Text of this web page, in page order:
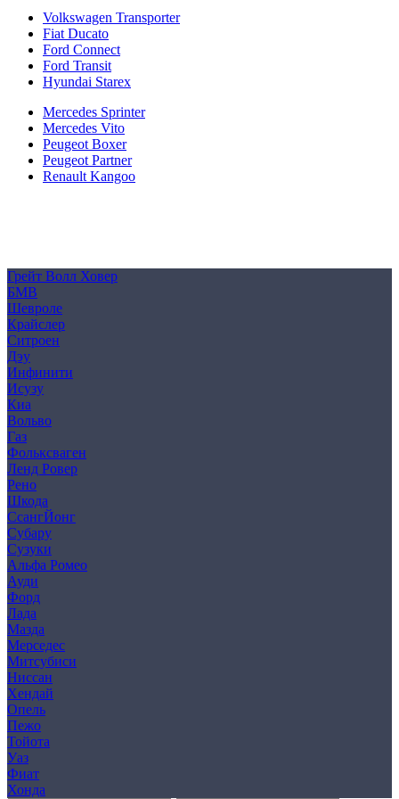
Volkswagen Transporter
Fiat Ducato
Ford Connect
Ford Transit
Hyundai Starex
Mercedes Sprinter
Mercedes Vito
Peugeot Boxer
Peugeot Partner
Renault Kangoo
Грейт Волл Ховер
БМВ
Шевроле
Крайслер
Ситроен
Дэу
Инфинити
Исузу
Киа
Вольво
Газ
Фольксваген
Ленд Ровер
Рено
Шкода
СсангЙонг
Субару
Сузуки
Альфа Ромео
Ауди
Форд
Лада
Мазда
Мерседес
Митсубиси
Ниссан
Хендай
Опель
Пежо
Тойота
Уаз
Фиат
Хонда